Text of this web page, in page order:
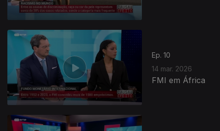
Ep. 10
14 mar. 2026
FMI em África